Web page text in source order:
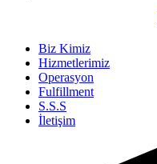
Biz Kimiz
Hizmetlerimiz
Operasyon
Fulfillment
S.S.S
İletişim